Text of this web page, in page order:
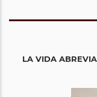
LA VIDA